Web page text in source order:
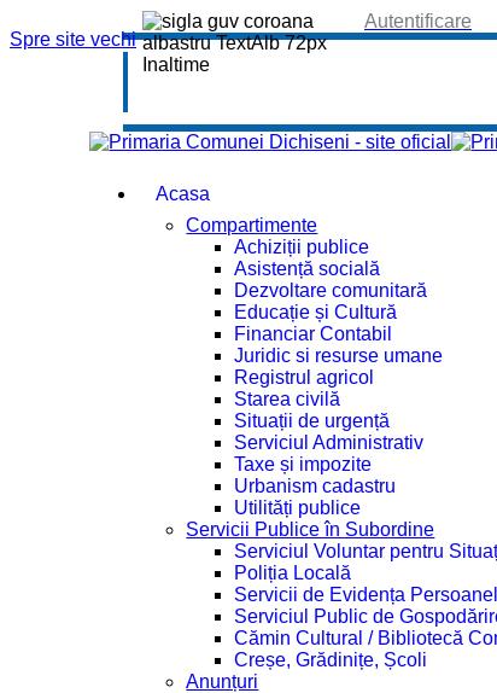
Spre site vechi
Autentificare
Acasa
Compartimente
Achiziții publice
Asistență socială
Dezvoltare comunitară
Educație și Cultură
Financiar Contabil
Juridic si resurse umane
Registrul agricol
Starea civilă
Situații de urgență
Serviciul Administrativ
Taxe și impozite
Urbanism cadastru
Utilități publice
Servicii Publice în Subordine
Serviciul Voluntar pentru
Poliția Locală
Servicii de Evidența
Serviciul Public de
Cămin Cultural / Bibliotecă
Creșe, Grădinițe, Școli
Anunțuri